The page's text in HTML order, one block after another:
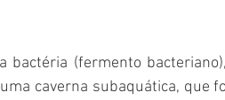
bactéria (fermento
caverna subaquática, que